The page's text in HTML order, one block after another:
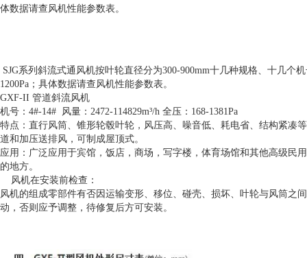
体数据请查风机性能参数表。
SJG系列斜流式通风机按叶轮直径分为300-900mm十几种规格、十几个
1200Pa；具体数据请查风机性能参数表。
GXF-II 管道斜流风机
机号：4#-14# 风量：2472-114829m³/h 全压：168-1381Pa
特点：直行风筒、锥形轮毂叶轮，风压高、噪音低、耗电省、结构紧凑
道和加压送排风，可制成屋顶式。
应用：广泛应用于宾馆，饭店，商场，写字楼，体育场馆和其他高级民
的地方。
风机在安装前检查：
风机的组成零部件有否因运输变形、移位、碰壳、损坏、叶轮与风筒之
动，否则应予调整，待修复后方可安装。